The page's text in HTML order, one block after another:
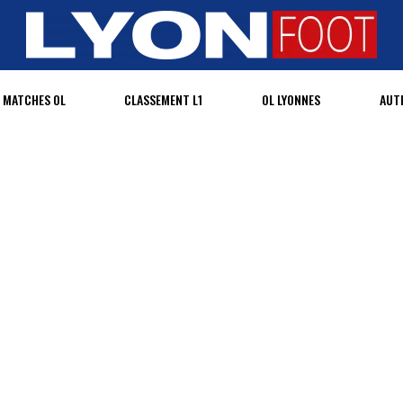
MATCHES OL CLASSEMENT L1 OL LYONNES